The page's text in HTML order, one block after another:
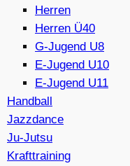
Herren
Herren Ü40
G-Jugend U8
E-Jugend U10
E-Jugend U11
Handball
Jazzdance
Ju-Jutsu
Krafttraining